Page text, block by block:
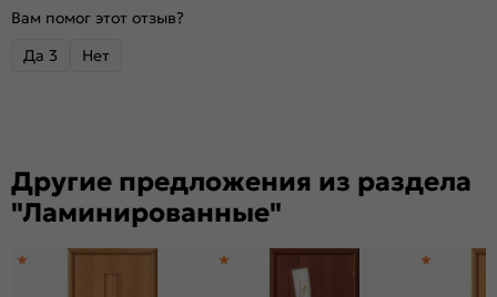
Вам помог этот отзыв?
Да 3 Нет
Другие предложения из раздела
"Ламинированные"